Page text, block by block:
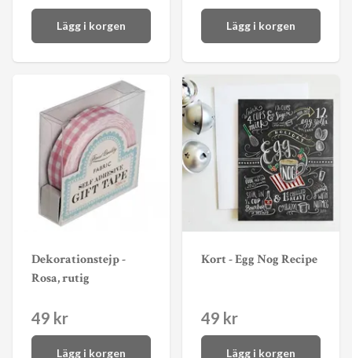
Lägg i korgen Lägg i korgen
Dekorationstejp -
Rosa, rutig
49 kr
Lägg i korgen
Kort - Egg Nog Recipe
49 kr
Lägg i korgen